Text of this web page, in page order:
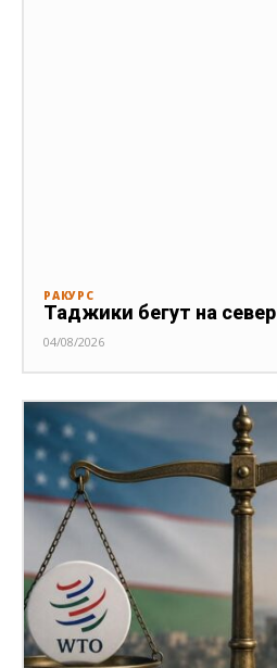
РАКУРС
Таджики бегут на север
04/08/2026